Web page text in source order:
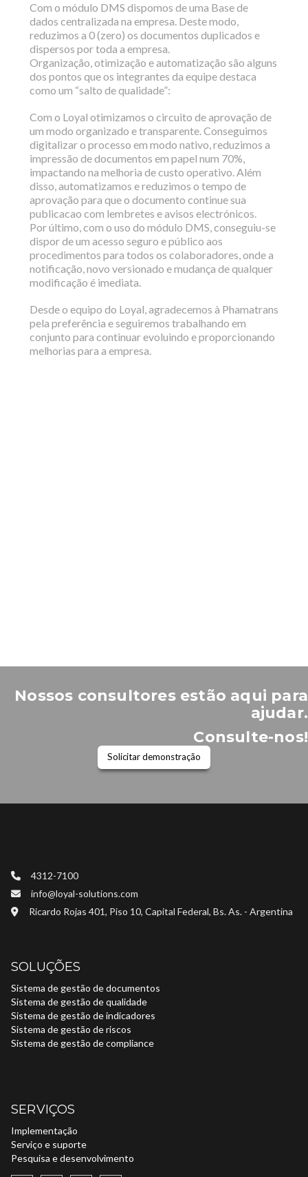
Com o módulo DMS dispomos de uma Base de
dados centralizada na empresa. Deste modo,
reduzimos a 0 (zero) os documentos duplicados e
dispersos por toda a empresa.
Organização, otimização e automatização são alguns
dos pontos que os integrantes da equipe destaca
como um “salto de qualidade”:
Com o Loyal otimizamos o circuito de aprovação de
um modo organizado e transparente. Conseguimos
digitalizar o processo em modo nativo, reduzimos a
impressão de documentos em papel num 70%,
impactando na melhoria de custo operativo. Além
disso, automatizamos e reduzimos o tempo de
aprovação para que o documento continue sua
publicacao com lembretes e avisos electrónicos.
Por último, com o uso do módulo DMS, conseguiu-se
dispor de um acesso seguro e público aos
procedimentos para todos os colaboradores, onde a
notificação, novo versionado e mudança de qualquer
modificação é imediata.
Desde o equipo do Loyal, agradecemos à Phamatrans
pela preferência e seguiremos trabalhando em
conjunto para continuar evoluindo e proporcionando
melhorias para a empresa.
Nossos consultores estão aqui para
ajudar.
Consulte-nos!
Solicitar demonstração
4312-7100
info@loyal-solutions.com
Ricardo Rojas 401, Piso 10, Capital Federal, Bs. As. - Argentina
SOLUÇÕES
Sistema de gestão de documentos
Sistema de gestão de qualidade
Sistema de gestão de indicadores
Sistema de gestão de riscos
Sistema de gestão de compliance
SERVIÇOS
Implementação
Serviço e suporte
Pesquisa e desenvolvimento